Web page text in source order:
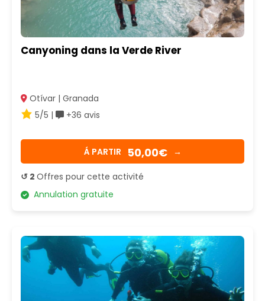
Canyoning dans la Verde River
Otívar | Granada
5/5 |
+36 avis
Á PARTIR 50,00€ →
↺ 2 Offres pour cette activité
Annulation gratuite